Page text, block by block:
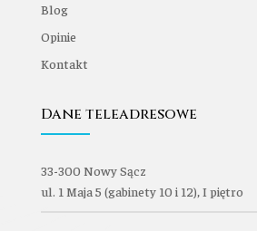
Blog
Opinie
Kontakt
Dane teleadresowe
33-300 Nowy Sącz
ul. 1 Maja 5 (gabinety 10 i 12), I piętro